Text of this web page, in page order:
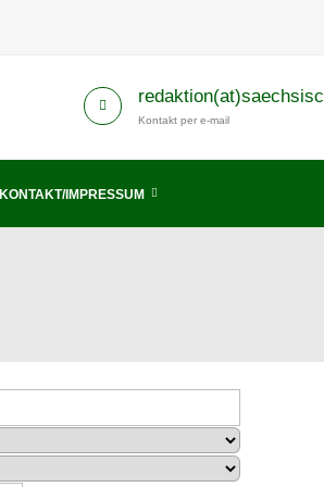
Kontakt per e-mail
KONTAKT/IMPRESSUM